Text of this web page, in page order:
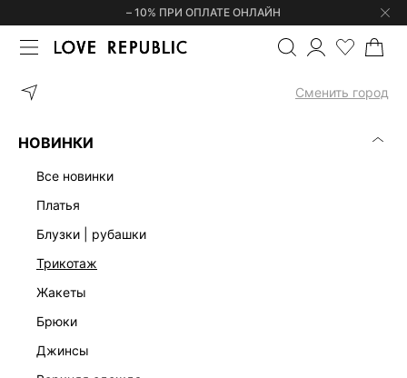
– 10% ПРИ ОПЛАТЕ ОНЛАЙН
Сменить город
НОВИНКИ
все новинки
платья
блузки | рубашки
трикотаж
жакеты
брюки
джинсы
ГЛАВНАЯ ТРИКОТАЖНОЕ ПЛАТЬЕ МИНИ